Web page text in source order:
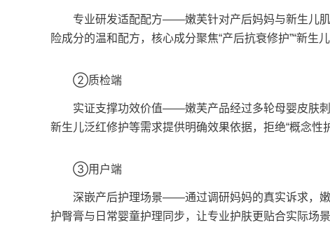
专业研发适配配方——嫩芙针对产后妈妈与新生儿肌
险成分的温和配方，核心成分聚焦“产后抗衰修护”“新
②质检端
实证支撑功效价值——嫩芙产品经过多轮母婴皮肤刺
新生儿泛红修护等需求提供明确效果依据，拒绝“概念性
③用户端
深嵌产后护理场景——通过调研妈妈的真实诉求，嫩
护臀膏与日常婴童护理同步，让专业护肤更贴合实际场景